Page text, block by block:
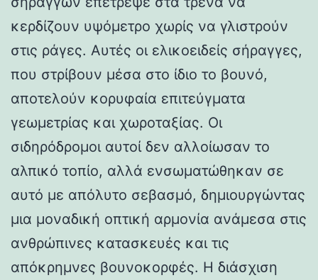
κερδίζουν υψόμετρο χωρίς να γλιστρούν
στις ράγες. Αυτές οι ελικοειδείς σήραγγες,
που στρίβουν μέσα στο ίδιο το βουνό,
αποτελούν κορυφαία επιτεύγματα
γεωμετρίας και χωροταξίας. Οι
σιδηρόδρομοι αυτοί δεν αλλοίωσαν το
αλπικό τοπίο, αλλά ενσωματώθηκαν σε
αυτό με απόλυτο σεβασμό, δημιουργώντας
μια μοναδική οπτική αρμονία ανάμεσα στις
ανθρώπινες κατασκευές και τις
απόκρημνες βουνοκορφές. Η διάσχιση